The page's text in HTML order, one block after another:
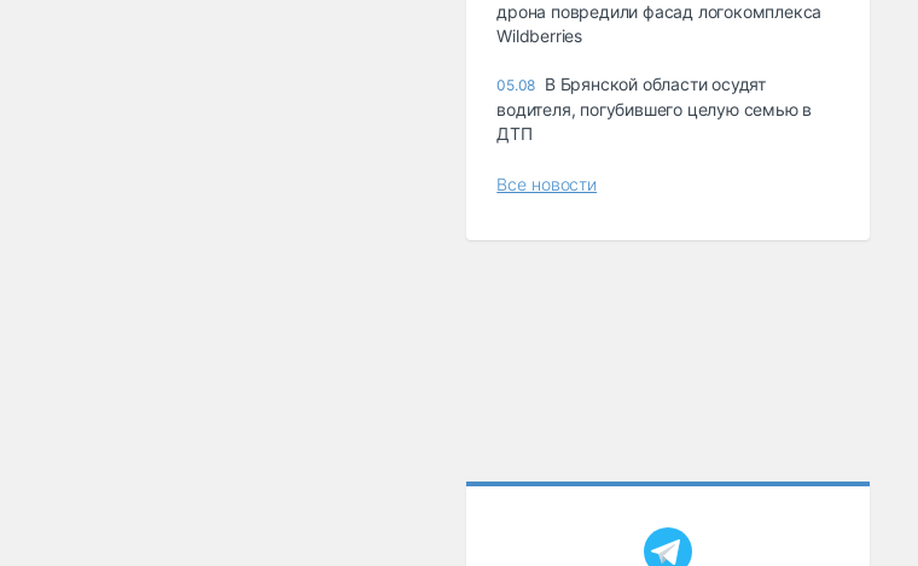
дрона повредили фасад логокомплекса
Wildberries
05.08 В Брянской области осудят
водителя, погубившего целую семью в
ДТП
Все новости